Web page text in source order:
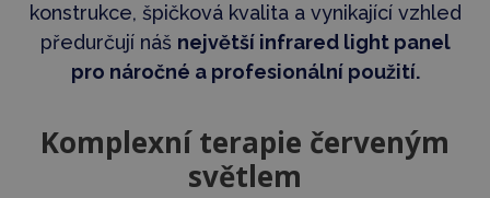
konstrukce, špičková kvalita a vynikající vzhled
předurčují náš největší infrared light panel
pro náročné a profesionální použití.
Komplexní terapie červeným
světlem